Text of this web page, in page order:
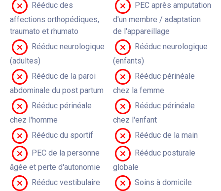
Rééduc des
affections orthopédiques,
traumato et rhumato
PEC après amputation
d'un membre / adaptation
de l'appareillage
Rééduc neurologique
(adultes)
Rééduc neurologique
(enfants)
Rééduc de la paroi
abdominale du post partum
Rééduc périnéale
chez la femme
Rééduc périnéale
chez l'homme
Rééduc périnéale
chez l'enfant
Rééduc du sportif
Rééduc de la main
PEC de la personne
âgée et perte d'autonomie
Rééduc posturale
globale
Rééduc vestibulaire
Soins à domicile